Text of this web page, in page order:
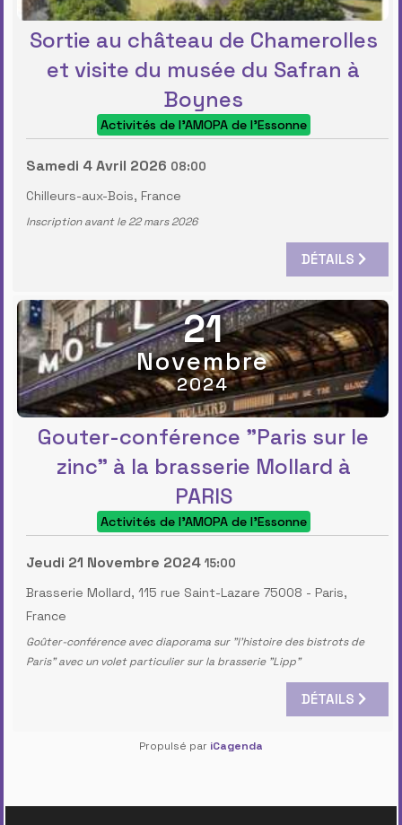
Sortie au château de Chamerolles
et visite du musée du Safran à
Boynes
Activités de l'AMOPA de l'Essonne
Samedi 4 Avril 2026 08:00
Chilleurs-aux-Bois, France
Inscription avant le 22 mars 2026
DÉTAILS
21
Novembre
2024
Gouter-conférence "Paris sur le
zinc" à la brasserie Mollard à
PARIS
Activités de l'AMOPA de l'Essonne
Jeudi 21 Novembre 2024 15:00
Brasserie Mollard, 115 rue Saint-Lazare 75008 - Paris,
France
Goûter-conférence avec diaporama sur "l'histoire des bistrots de
Paris" avec un volet particulier sur la brasserie "Lipp"
DÉTAILS
Propulsé par iCagenda